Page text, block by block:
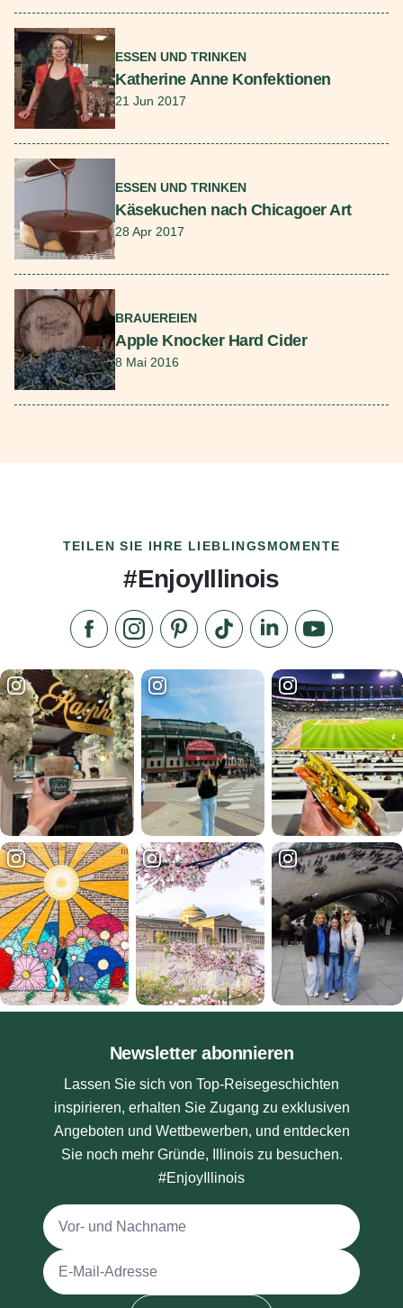
ESSEN UND TRINKEN
Katherine Anne Konfektionen
21 Jun 2017
ESSEN UND TRINKEN
Käsekuchen nach Chicagoer Art
28 Apr 2017
BRAUEREIEN
Apple Knocker Hard Cider
8 Mai 2016
TEILEN SIE IHRE LIEBLINGSMOMENTE
#EnjoyIllinois
Liken Sie uns auf Facebook
Folgen Sie uns auf Instagram
Besuchen Sie unser Pinterest
Folgen Sie uns auf TikTok
Folgen Sie uns auf
Abonnieren
Newsletter abonnieren
Lassen Sie sich von Top-Reisegeschichten
inspirieren, erhalten Sie Zugang zu exklusiven
Angeboten und Wettbewerben, und entdecken
Sie noch mehr Gründe, Illinois zu besuchen.
#EnjoyIllinois
Vollständiger Name
E-Mail-Adresse